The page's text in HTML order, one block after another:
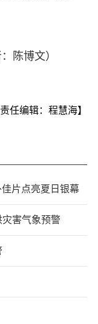
陈博文）
责任编辑：程慧海】
片点亮夏日银幕
害气象预警